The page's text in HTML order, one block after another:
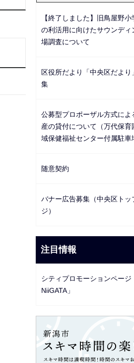
か
ら
【終了しました】旧鳥屋野
の利活用に向けたサウンディ
場調査について
区役所だより「中央区だより
集
公募型プロポーザル方式によ
産の貸付について（万代保育
域保健福祉センター付属駐車
随意契約
バナー広告募集（中央区トッ
ジ）
注目情報
シティプロモーションページ
NiiGATA」